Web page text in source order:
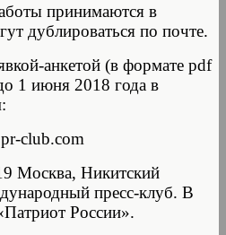
принимаются в
дублироваться по почте.
анкетой (в формате pdf
1 июня 2018 года в
club.com
Москва, Никитский
пресс-клуб. В
России».